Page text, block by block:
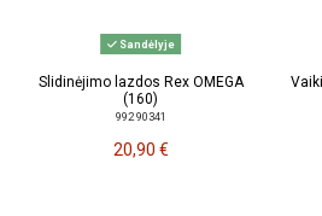
Sandėlyje
Slidinėjimo lazdos Rex OMEGA
(160)
992 90341
20,90 €